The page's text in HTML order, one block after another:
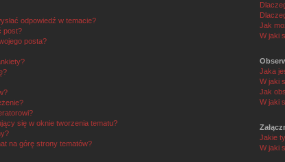
odpowiedź w temacie?
post?
posta?
się w oknie tworzenia tematu?
na górę strony tematów?
Jak
W jaki
Jaka
W jaki
Jak
W jaki
Jakie
W jaki